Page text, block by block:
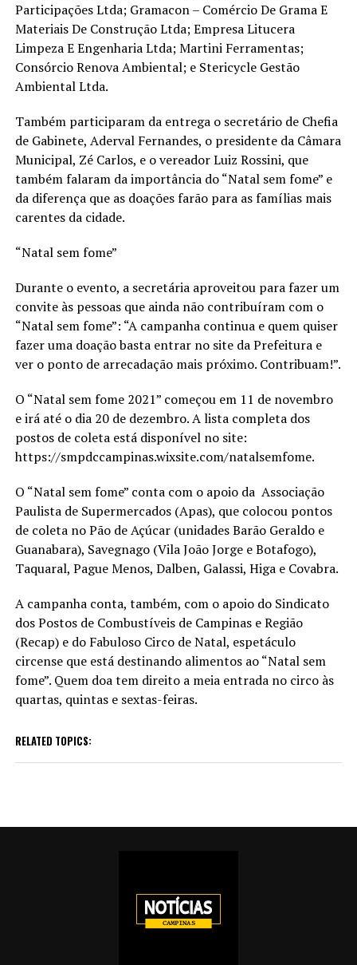
Participações Ltda; Gramacon – Comércio De Grama E
Materiais De Construção Ltda; Empresa Litucera
Limpeza E Engenharia Ltda; Martini Ferramentas;
Consórcio Renova Ambiental; e Stericycle Gestão
Ambiental Ltda.
Também participaram da entrega o secretário de Chefia
de Gabinete, Aderval Fernandes, o presidente da Câmara
Municipal, Zé Carlos, e o vereador Luiz Rossini, que
também falaram da importância do “Natal sem fome” e
da diferença que as doações farão para as famílias mais
carentes da cidade.
“Natal sem fome”
Durante o evento, a secretária aproveitou para fazer um
convite às pessoas que ainda não contribuíram com o
“Natal sem fome”: “A campanha continua e quem quiser
fazer uma doação basta entrar no site da Prefeitura e
ver o ponto de arrecadação mais próximo. Contribuam!”.
O “Natal sem fome 2021” começou em 11 de novembro
e irá até o dia 20 de dezembro. A lista completa dos
postos de coleta está disponível no site:
https://smpdccampinas.wixsite.com/natalsemfome.
O “Natal sem fome” conta com o apoio da Associação
Paulista de Supermercados (Apas), que colocou pontos
de coleta no Pão de Açúcar (unidades Barão Geraldo e
Guanabara), Savegnago (Vila João Jorge e Botafogo),
Taquaral, Pague Menos, Dalben, Galassi, Higa e Covabra.
A campanha conta, também, com o apoio do Sindicato
dos Postos de Combustíveis de Campinas e Região
(Recap) e do Fabuloso Circo de Natal, espetáculo
circense que está destinando alimentos ao “Natal sem
fome”. Quem doa tem direito a meia entrada no circo às
quartas, quintas e sextas-feiras.
RELATED TOPICS: